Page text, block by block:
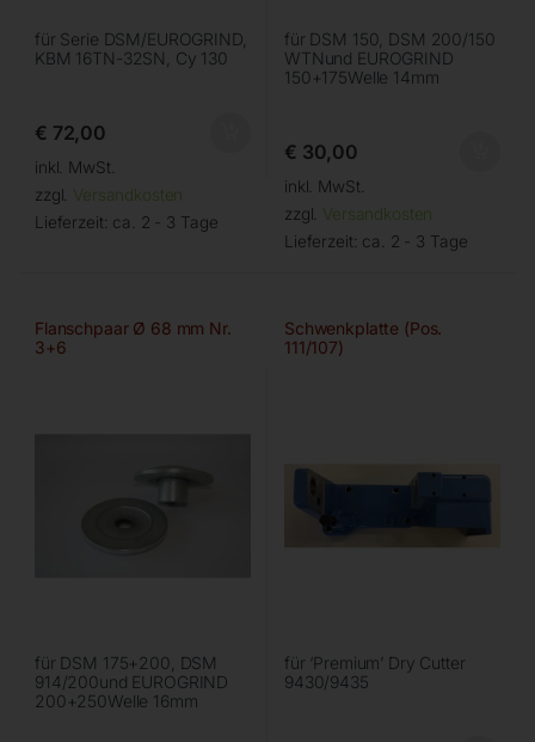
für Serie DSM/EUROGRIND,
KBM 16TN-32SN, Cy 130
€ 72,00
inkl. MwSt.
zzgl. Versandkosten
Lieferzeit: ca. 2 - 3 Tage
für DSM 150, DSM 200/150
WTNund EUROGRIND
150+175Welle 14mm
€ 30,00
inkl. MwSt.
zzgl. Versandkosten
Lieferzeit: ca. 2 - 3 Tage
Flanschpaar Ø 68 mm Nr.
3+6
für DSM 175+200, DSM
914/200und EUROGRIND
200+250Welle 16mm
Schwenkplatte (Pos.
111/107)
für ‘Premium’ Dry Cutter
9430/9435